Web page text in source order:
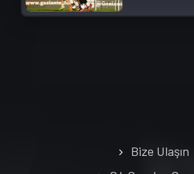
Bize Ulaşın